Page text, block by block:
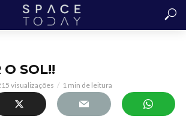
O SOL!!
visualizações 1 min de leitura